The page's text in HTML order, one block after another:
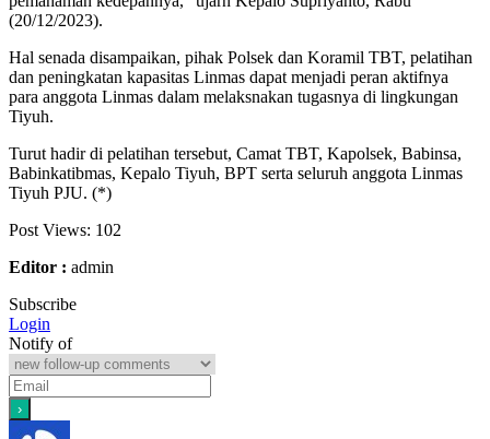
(20/12/2023).
Hal senada disampaikan, pihak Polsek dan Koramil TBT, pelatihan
dan peningkatan kapasitas Linmas dapat menjadi peran aktifnya
para anggota Linmas dalam melaksnakan tugasnya di lingkungan
Tiyuh.
Turut hadir di pelatihan tersebut, Camat TBT, Kapolsek, Babinsa,
Babinkatibmas, Kepalo Tiyuh, BPT serta seluruh anggota Linmas
Tiyuh PJU. (*)
Post Views: 102
Editor : admin
Subscribe
Login
Notify of